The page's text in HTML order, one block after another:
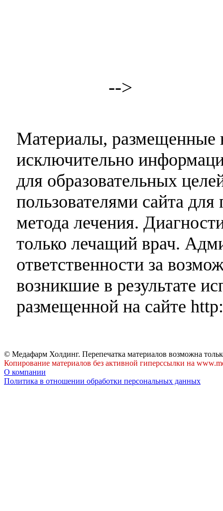
-->
Материалы, размещенные
исключительно
для образовательных
пользователями сайта
метода лечения.
только лечащий врач.
ответственности за
возникшие в результате
размещенной на сайте
© Медафарм Холдинг. Перепечатка материалов возможна
Копирование материалов без активной гиперссылки на
О компании
Политика в отношении обработки персональных данных